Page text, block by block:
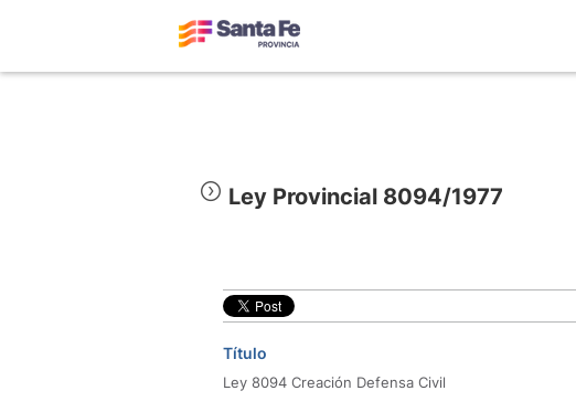
Ley Provincial 8094/1977
Título
Ley 8094 Creación Defensa Civil